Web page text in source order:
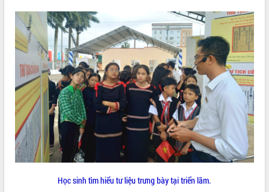
quan trọng
Bí thư Tỉnh ủy Lương Nguyễn Minh
Triết thăm, tặng quà người có công với
cách mạng
Rà soát, hoàn thiện hệ thống thiết chế
văn hóa, thể thao đáp ứng yêu cầu
phát triển mới
Thường trực HĐND tỉnh Đắk Lắk gặp
mặt Đoàn chuyên gia y tế TP. Hồ Chí
Minh
Lễ truy điệu và an táng hài cốt liệt sĩ
tại Nghĩa trang Liệt sĩ xã Sơn Hòa
Bàn giải pháp tháo gỡ khó khăn trong
xuất khẩu sầu riêng và triển khai quy
LIÊN KẾT WEB
THỐNG KÊ TRUY CẬP
Hôm nay: 39999
66085322Học sinh tìm hiểu tư liệu trưng bày tại triển lãm.